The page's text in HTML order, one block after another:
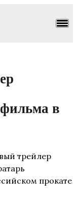
в
трейлер
прокате